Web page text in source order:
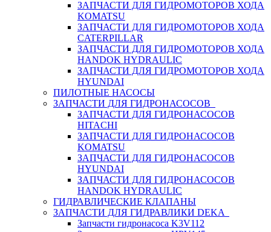
ЗАПЧАСТИ ДЛЯ ГИДРОМОТОРОВ ХОДА
KOMATSU
ЗАПЧАСТИ ДЛЯ ГИДРОМОТОРОВ ХОДА
CATERPILLAR
ЗАПЧАСТИ ДЛЯ ГИДРОМОТОРОВ ХОДА
HANDOK HYDRAULIC
ЗАПЧАСТИ ДЛЯ ГИДРОМОТОРОВ ХОДА
HYUNDAI
ПИЛОТНЫЕ НАСОСЫ
ЗАПЧАСТИ ДЛЯ ГИДРОНАСОСОВ
ЗАПЧАСТИ ДЛЯ ГИДРОНАСОСОВ
HITACHI
ЗАПЧАСТИ ДЛЯ ГИДРОНАСОСОВ
KOMATSU
ЗАПЧАСТИ ДЛЯ ГИДРОНАСОСОВ
HYUNDAI
ЗАПЧАСТИ ДЛЯ ГИДРОНАСОСОВ
HANDOK HYDRAULIC
ГИДРАВЛИЧЕСКИЕ КЛАПАНЫ
ЗАПЧАСТИ ДЛЯ ГИДРАВЛИКИ DEKA
Запчасти гидронасоса K3V112